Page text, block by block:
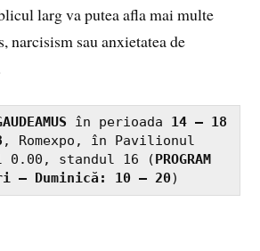
larg va putea afla mai multe
narcisism sau anxietatea de
în perioada 14 – 18
, Romexpo, în Pavilionul
0.00, standul 16 (PROGRAM
– Duminică: 10 – 20)